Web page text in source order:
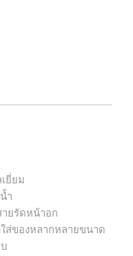
ยี่ยม
ำ
ายรัดหน้าอก
ส่ของหลากหลายขนาด